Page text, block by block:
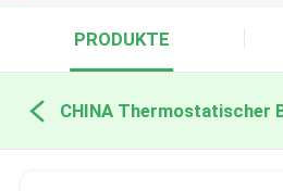
PRODUKTE
CHINA Thermostatischer